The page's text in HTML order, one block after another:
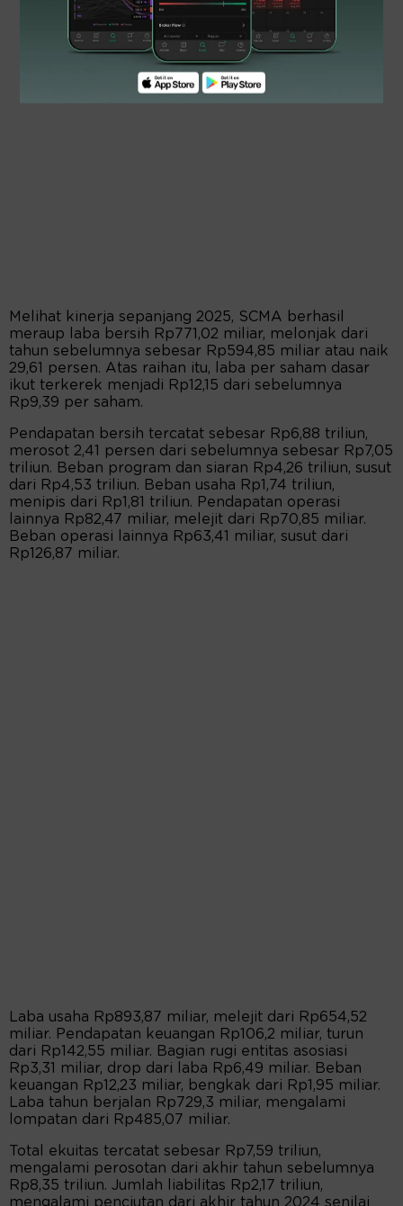
Melihat kinerja sepanjang 2025, SCMA berhasil
meraup laba bersih Rp771,02 miliar, melonjak dari
tahun sebelumnya sebesar Rp594,85 miliar atau naik
29,61 persen. Atas raihan itu, laba per saham dasar
ikut terkerek menjadi Rp12,15 dari sebelumnya
Rp9,39 per saham.
Pendapatan bersih tercatat sebesar Rp6,88 triliun,
merosot 2,41 persen dari sebelumnya sebesar Rp7,05
triliun. Beban program dan siaran Rp4,26 triliun, susut
dari Rp4,53 triliun. Beban usaha Rp1,74 triliun,
menipis dari Rp1,81 triliun. Pendapatan operasi
lainnya Rp82,47 miliar, melejit dari Rp70,85 miliar.
Beban operasi lainnya Rp63,41 miliar, susut dari
Rp126,87 miliar.
Laba usaha Rp893,87 miliar, melejit dari Rp654,52
miliar. Pendapatan keuangan Rp106,2 miliar, turun
dari Rp142,55 miliar. Bagian rugi entitas asosiasi
Rp3,31 miliar, drop dari laba Rp6,49 miliar. Beban
keuangan Rp12,23 miliar, bengkak dari Rp1,95 miliar.
Laba tahun berjalan Rp729,3 miliar, mengalami
lompatan dari Rp485,07 miliar.
Total ekuitas tercatat sebesar Rp7,59 triliun,
mengalami perosotan dari akhir tahun sebelumnya
Rp8,35 triliun. Jumlah liabilitas Rp2,17 triliun,
mengalami penciutan dari akhir tahun 2024 senilai